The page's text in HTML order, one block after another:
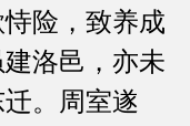
险，致养成
洛邑，亦未
。周室遂